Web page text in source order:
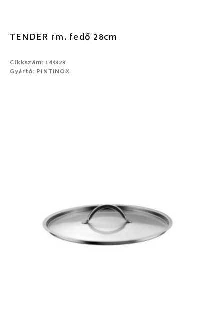
TENDER rm. fedő 28cm
Cikkszám: 144323
Gyártó: PINTINOX